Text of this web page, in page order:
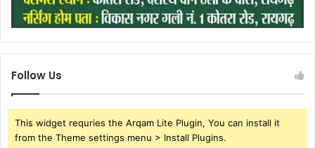
Follow Us
This widget requries the Arqam Lite Plugin, You can install it
from the Theme settings menu > Install Plugins.